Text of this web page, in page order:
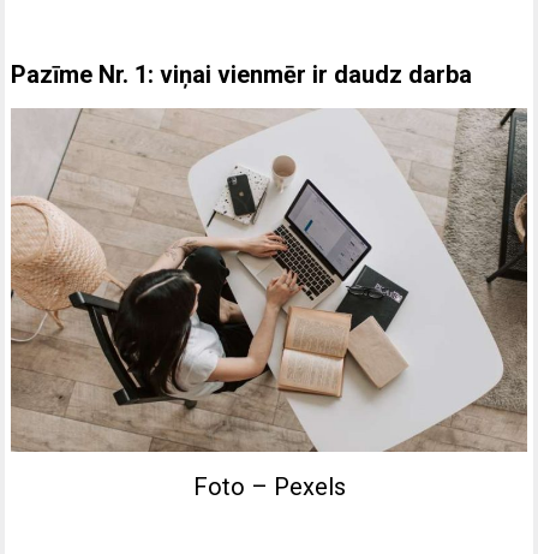
Pazīme Nr. 1: viņai vienmēr ir daudz darba
Foto – Pexels